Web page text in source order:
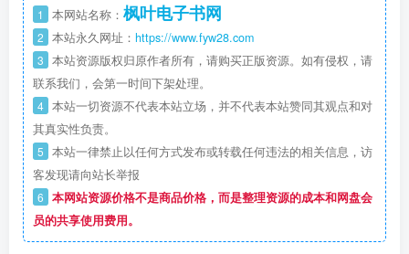
1 本网站名称： 枫叶电子书网
2 本站永久网址： https://www.fyw28.com
3 本站资源版权归原作者所有，请购买正版资源。如有侵权，请
联系我们，会第一时间下架处理。
4 本站一切资源不代表本站立场，并不代表本站赞同其观点和对
其真实性负责。
5 本站一律禁止以任何方式发布或转载任何违法的相关信息，访
客发现请向站长举报
6 本网站资源价格不是商品价格，而是整理资源的成本和网盘会
员的共享使用费用。